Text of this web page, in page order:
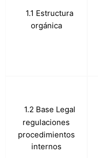
1.1 Estructura
orgánica
1.2 Base Legal
regulaciones
procedimientos
internos